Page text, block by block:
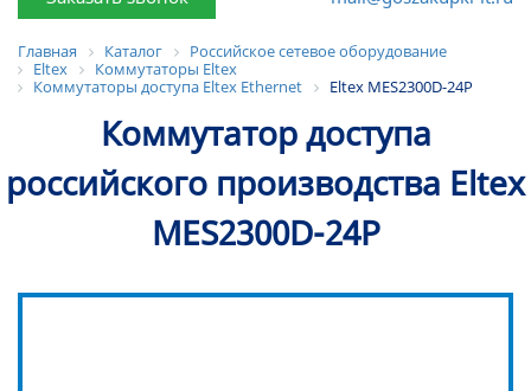
Главная Каталог
Российское сетевое оборудование
Eltex
Коммутаторы Eltex
Коммутаторы доступа Eltex Ethernet
Eltex MES2300D-24P
Коммутатор доступа
российского производства Eltex
MES2300D-24P